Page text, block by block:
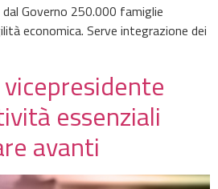
Governo 250.000 famiglie
economica. Serve integrazione dei
essenziali
avanti